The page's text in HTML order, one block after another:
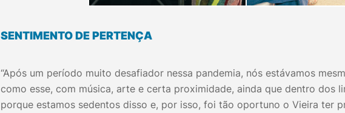
SENTIMENTO DE PERTENÇA
“Após um período muito desafiador nessa pandemia, nós estávamos
como esse, com música, arte e certa proximidade, ainda que dentro dos
porque estamos sedentos disso e, por isso, foi tão oportuno o Vieira ter